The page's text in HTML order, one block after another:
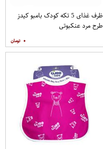
ظرف غذای 5 تکه کودک بامبو کیدز
طرح مرد عنکبوتی
۰